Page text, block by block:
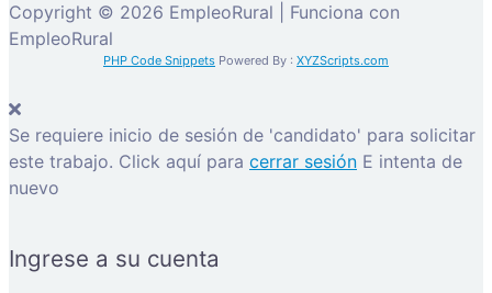
Copyright © 2026 EmpleoRural | Funciona con
EmpleoRural
PHP Code Snippets Powered By : XYZScripts.com
Se requiere inicio de sesión de 'candidato' para solicitar
este trabajo. Click aquí para cerrar sesión E intenta de
nuevo
Ingrese a su cuenta